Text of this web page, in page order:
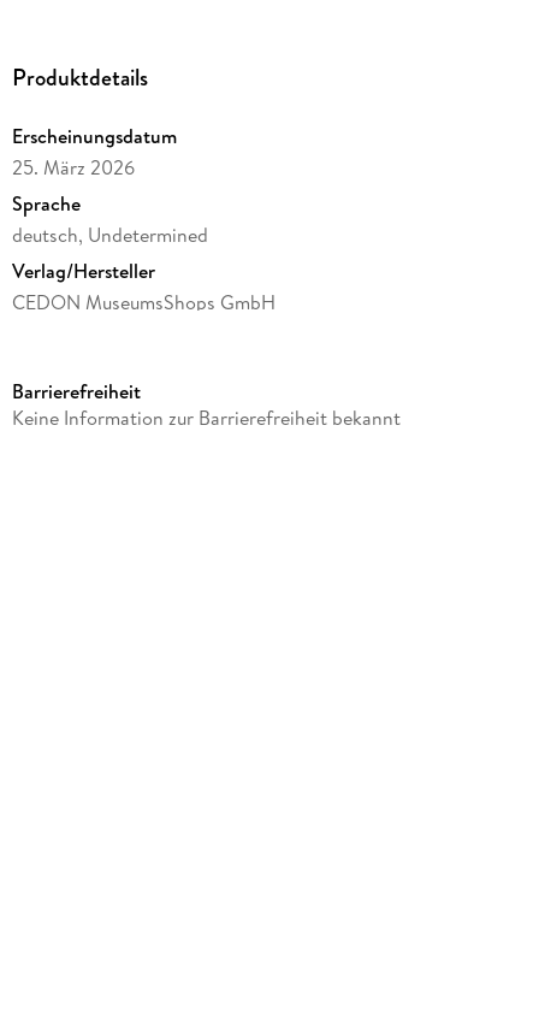
Produktdetails
Erscheinungsdatum
25. März 2026
Sprache
deutsch, Undetermined
Verlag/Hersteller
CEDON MuseumsShops GmbH
Gewicht
Barrierefreiheit
Keine Information zur Barrierefreiheit bekannt